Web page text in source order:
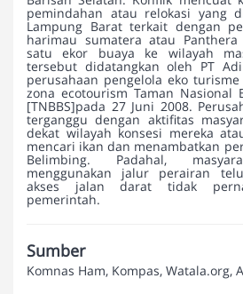
pemindahan atau relokasi yang
Lampung Barat terkait dengan
harimau sumatera atau
satu ekor buaya ke wilayah
tersebut didatangkan oleh PT
perusahaan pengelola eko
zona ecotourism Taman Nasional
[TNBBS]pada 27 Juni 2008.
terganggu dengan aktifitas
dekat wilayah konsesi mereka
mencari ikan dan menambatkan
Belimbing. Padahal,
menggunakan jalur perairan
akses jalan darat tidak
pemerintah.
Sumber
Komnas Ham, Kompas, Watala.org,